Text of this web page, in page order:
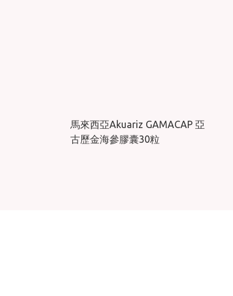
馬來西亞Akuariz GAMACAP 亞
古歷金海參膠囊30粒